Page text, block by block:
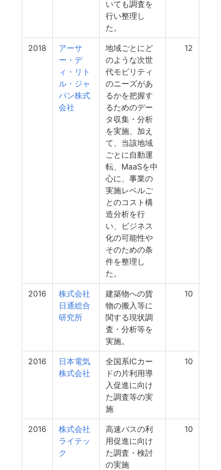
いても調査を
行い整理し
た。
2018
アーサ
ー・デ
ィ・リト
ル・ジャ
パン株式
会社
地域ごとにど
のような次世
代モビリティ
のニーズがあ
るかを把握す
るためのデー
タ収集・分析
を実施、加え
て、当該地域
ごとに自動運
転、MaaSを中
心に、事業の
実施レベルご
とのコスト構
造分析を行
い、ビジネス
化の可能性や
そのための条
件を整理し
た。
12
2016
株式会社
日通総合
研究所
建築物への貨
物の搬入等に
関する現状調
査・分析等を
実施。
10
2016
日本電気
株式会社
全国系ICカー
ドの片利用導
入促進に向け
た調査等の実
施
10
2016
株式会社
ライテッ
ク
高速バスの利
用促進に向け
た調査・検討
の実施
10